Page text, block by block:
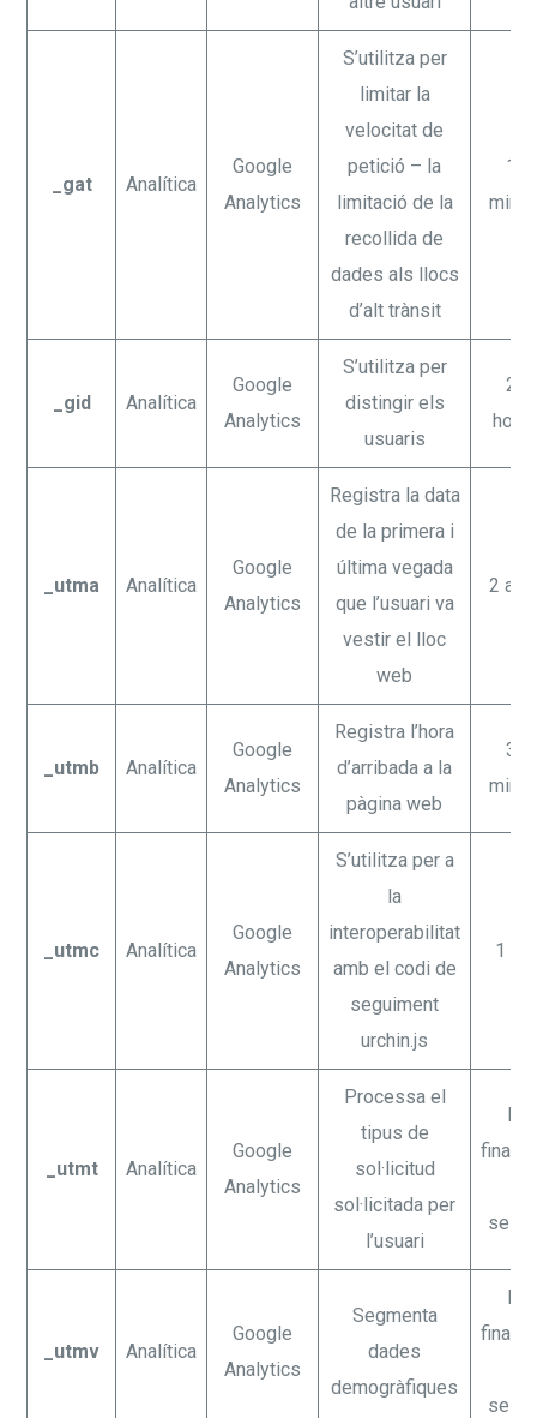
_gat Analítica
Google
Analytics
S’utilitza per
limitar la
velocitat de
petició – la
limitació de la
recollida de
dades als llocs
d’alt trànsit
10
_gid Analítica
Google
Analytics
S’utilitza per
distingir els
usuaris
24
_utma Analítica
Google
Analytics
Registra la data
de la primera i
última vegada
que l’usuari va
vestir el lloc
web
2
_utmb Analítica
Google
Analytics
Registra l’hora
d’arribada a la
pàgina web
30
_utmc Analítica
Google
Analytics
S’utilitza per a
la
interoperabilitat
amb el codi de
seguiment
urchin.js
1
_utmt Analítica
Google
Analytics
Processa el
tipus de
sol·licitud
sol·licitada per
l’usuari
En
_utmv Analítica
Google
Analytics
Segmenta
dades
demogràfiques
En